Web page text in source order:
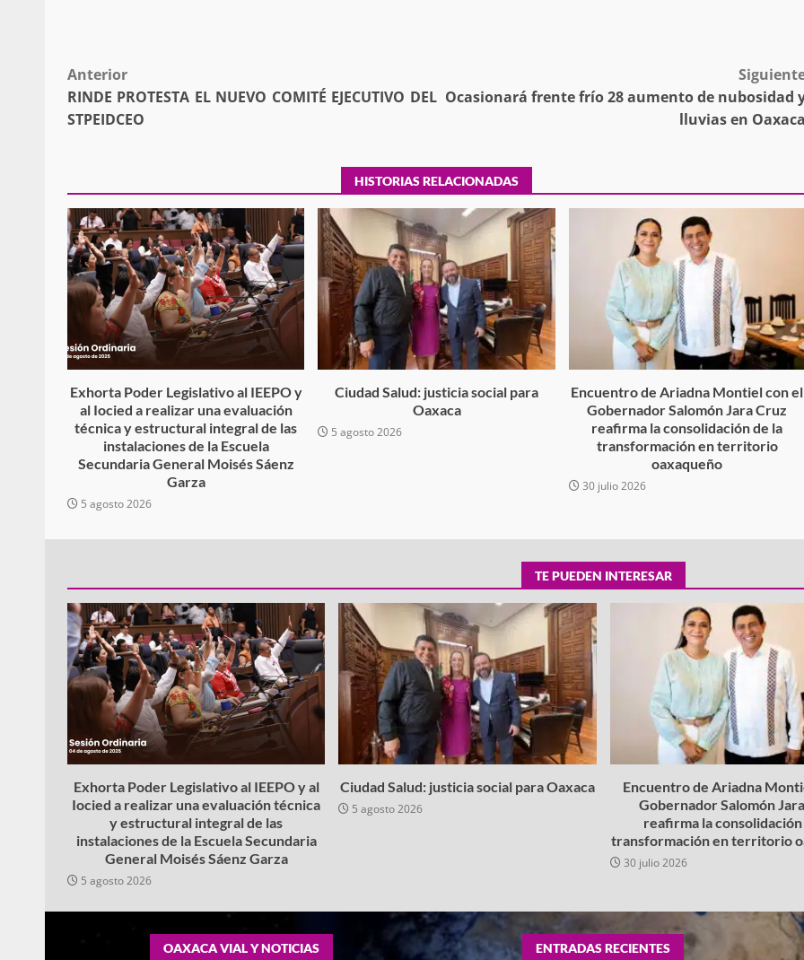
Post
navigation
Anterior
RINDE PROTESTA EL NUEVO COMITÉ EJECUTIVO DEL
STPEIDCEO
Ocasionará frente frío 28 aumento de nubosidad
lluvias en Oaxaca
HISTORIAS RELACIONADAS
Exhorta Poder Legislativo al IEEPO y
al Iocied a realizar una evaluación
técnica y estructural integral de las
instalaciones de la Escuela
Secundaria General Moisés Sáenz
Garza
5 agosto 2026
Ciudad Salud: justicia social para
Oaxaca
5 agosto 2026
Encuentro de Ariadna Montiel con el
Gobernador Salomón Jara Cruz
reafirma la consolidación de la
transformación en territorio
oaxaqueño
30 julio 2026
Policía Municipal frustra robo con
violencia y auxilia a empleada en la
zona de Módulos del Mercado de
Abasto
admin 27 enero 2026
Secretaría de Gobierno refuerza
presencia institucional en San Juan
Mazatlán
admin 20 julio 2026
TE PUEDEN INTERESAR
Exhorta Poder Legislativo al IEEPO y al
Iocied a realizar una evaluación técnica
y estructural integral de las
instalaciones de la Escuela Secundaria
General Moisés Sáenz Garza
5 agosto 2026
Ciudad Salud: justicia social para Oaxaca
5 agosto 2026
Encuentro de Ariadna
Gobernador Salomón
reafirma la consolidación
transformación en territorio
30 julio 2026
OAXACA VIAL Y NOTICIAS ENTRADAS RECIENTES